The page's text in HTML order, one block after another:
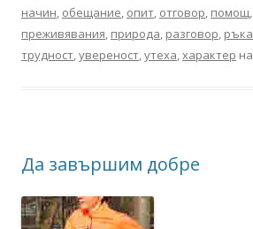
начин, обещание, опит, отговор, помощ,
преживявания, природа, разговор, ръка
трудност,увереност,утеха,характер на
Да завършим добре